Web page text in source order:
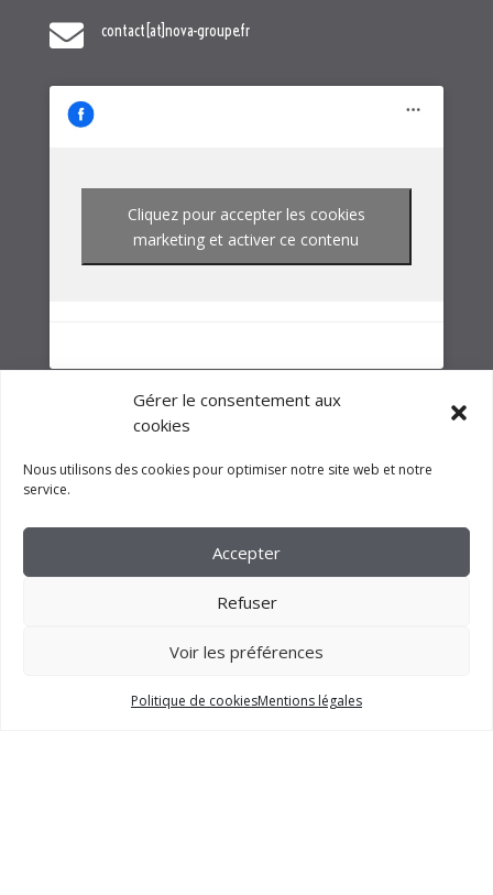
Gérer le consentement aux
cookies
Nous utilisons des cookies pour optimiser notre site web et notre
service.
Accepter
Refuser
Voir les préférences
Politique de cookiesMentions légales
Cliquez pour accepter les cookies
FM CRÉATION